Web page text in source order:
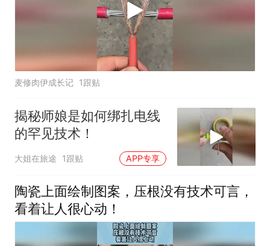
麦修肉伊成长记 1跟贴
揭秘师娘是如何绑扎电线
的罕见技术！
大姐在旅途 1跟贴 APP专享
陶瓷上面绘制图案，压根没有技术可言，
看着让人很心动！